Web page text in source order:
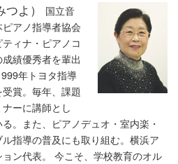
よ）
国立音
アノ指導者協会
ィナ・ピアノコ
績優秀者を輩出
年トヨタ指導
賞。毎年、課題
ーに講師とし
。また、ピアノデュオ・室内楽・
指導の普及にも取り組む。横浜ア
ン代表。 今こそ、学校教育のオル